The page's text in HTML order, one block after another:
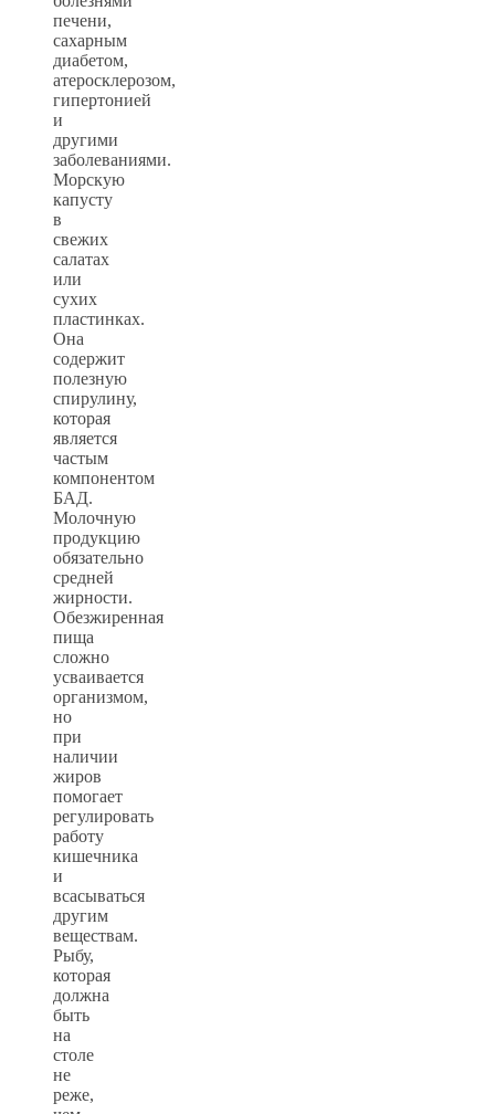
печени,
сахарным
диабетом,
атеросклерозом,
гипертонией
и
другими
заболеваниями.
Морскую
капусту
в
свежих
салатах
или
сухих
пластинках.
Она
содержит
полезную
спирулину,
которая
является
частым
компонентом
БАД.
Молочную
продукцию
обязательно
средней
жирности.
Обезжиренная
пища
сложно
усваивается
организмом,
но
при
наличии
жиров
помогает
регулировать
работу
кишечника
и
всасываться
другим
веществам.
Рыбу,
которая
должна
быть
на
столе
не
реже,